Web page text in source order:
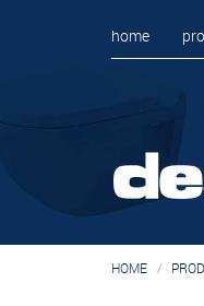
home
HOME